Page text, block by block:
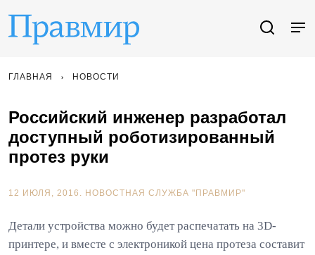
ГЛАВНАЯ НОВОСТИ
Российский инженер разработал
доступный роботизированный
протез руки
12 ИЮЛЯ, 2016. НОВОСТНАЯ СЛУЖБА "ПРАВМИР"
Детали устройства можно будет распечатать на 3D-
принтере, и вместе с электроникой цена протеза составит